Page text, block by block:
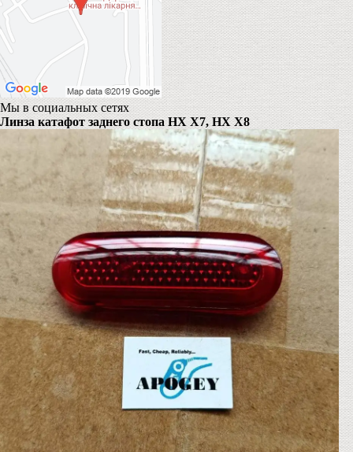
Мы в социальных сетях
Линза катафот заднего стопа HX X7, HX X8